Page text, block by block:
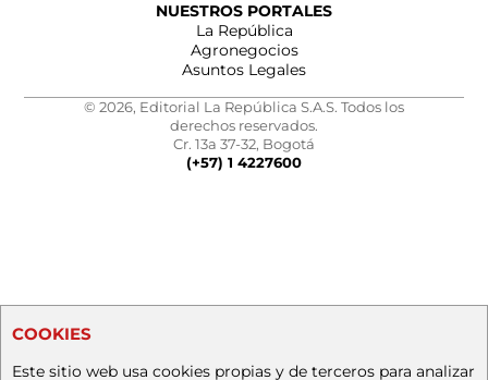
NUESTROS PORTALES
La República
Agronegocios
Asuntos Legales
© 2026, Editorial La República S.A.S. Todos los
derechos reservados.
Cr. 13a 37-32, Bogotá
(+57) 1 4227600
COOKIES
Este sitio web usa cookies propias y de terceros para analizar